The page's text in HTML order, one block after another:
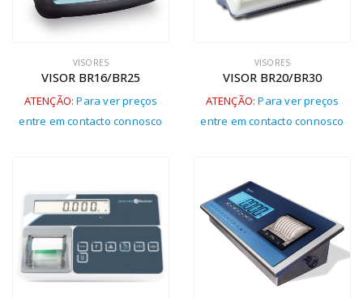
VISORES
VISOR BR16/BR25
ATENÇÃO: Para ver preços
entre em contacto connosco
VISORES
VISOR BR20/BR30
ATENÇÃO: Para ver preços
entre em contacto connosco